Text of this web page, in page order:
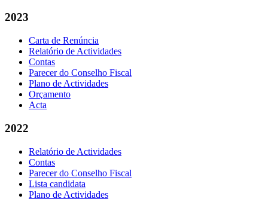
2023
Carta de Renúncia
Relatório de Actividades
Contas
Parecer do Conselho Fiscal
Plano de Actividades
Orçamento
Acta
2022
Relatório de Actividades
Contas
Parecer do Conselho Fiscal
Lista candidata
Plano de Actividades